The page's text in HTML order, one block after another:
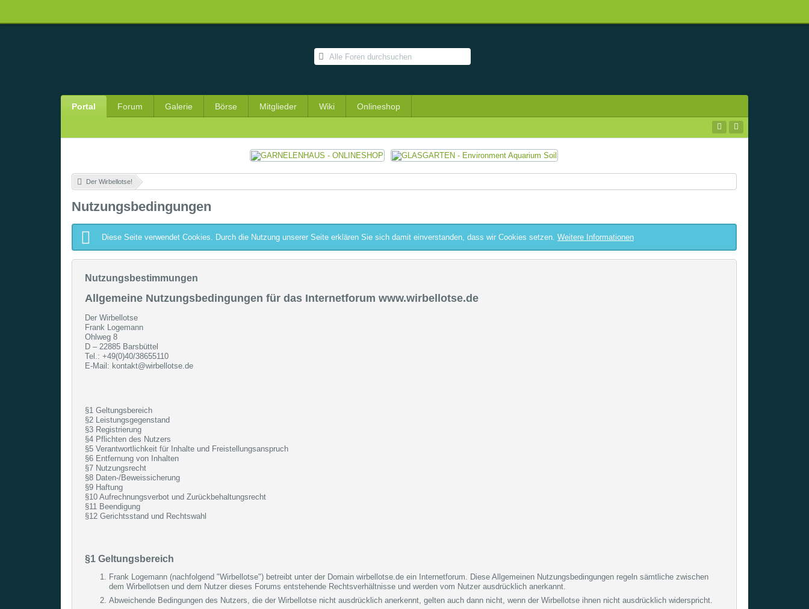
Portal Forum Galerie Börse Mitglieder Wiki Onlineshop
Der Wirbellotse!
Nutzungsbedingungen
Diese Seite verwendet Cookies. Durch die Nutzung unserer Seite erklären Sie sich damit einverstanden, dass wir Cookies setzen. Weitere Informationen
Nutzungsbestimmungen
Allgemeine Nutzungsbedingungen für das Internetforum www.wirbellotse.de
Der Wirbellotse
Frank Logemann
Ohlweg 8
D – 22885 Barsbüttel
Tel.: +49(0)40/38655110
E-Mail: kontakt@wirbellotse.de
§1 Geltungsbereich
§2 Leistungsgegenstand
§3 Registrierung
§4 Pflichten des Nutzers
§5 Verantwortlichkeit für Inhalte und Freistellungsanspruch
§6 Entfernung von Inhalten
§7 Nutzungsrecht
§8 Daten-/Beweissicherung
§9 Haftung
§10 Aufrechnungsverbot und Zurückbehaltungsrecht
§11 Beendigung
§12 Gerichtsstand und Rechtswahl
§1 Geltungsbereich
Frank Logemann (nachfolgend "Wirbellotse") betreibt unter der Domain wirbellotse.de ein Internetforum. Diese Allgemeinen Nutzungsbedingungen regeln sämtliche zwischen
dem Wirbellotsen und dem Nutzer dieses Forums entstehende Rechtsverhältnisse und werden vom Nutzer ausdrücklich anerkannt.
Abweichende Bedingungen des Nutzers, die der Wirbellotse nicht ausdrücklich anerkennt, gelten auch dann nicht, wenn der Wirbellotse ihnen nicht ausdrücklich widerspricht.